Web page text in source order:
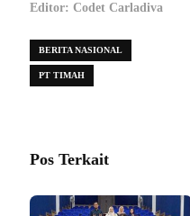
Editor: Codet Carladiva
BERITA NASIONAL
PT TIMAH
Pos Terkait